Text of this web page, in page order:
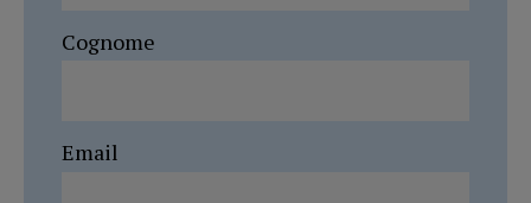
Cognome
Email